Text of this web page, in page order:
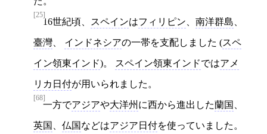
[25]
16世紀頃、 スペインはフィリピン 南洋群島
臺灣 インドネシアの一帯を支配しました (スペ
イン領東インド)。 スペイン領東インドではアメ
リカ日付が用いられました。
[68]
一方でアジアや大洋州 に西から進出した蘭国
英国 仏国などはアジア日付を使っていました。